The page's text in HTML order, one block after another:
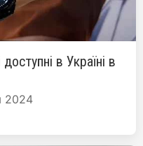
в Україні в
2024